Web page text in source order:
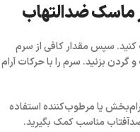
ماسک ضدالتهاب
سپس مقدار کافی از سرم
بزنید. سرم را با حرکات آرام
یا مرطوب‌کننده استفاده
مناسب کمک بگیرید.